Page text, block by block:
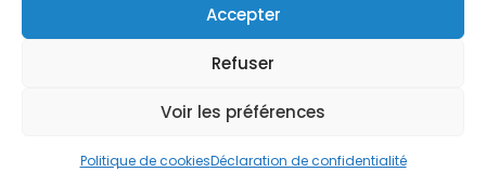
Accepter
Refuser
Voir les préférences
Politique de cookiesDéclaration de confidentialité
Je m'abonne
confidentialité| Politique de cookies